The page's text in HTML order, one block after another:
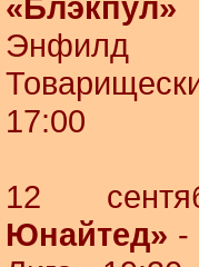
17:00
12
Юнайтед» -